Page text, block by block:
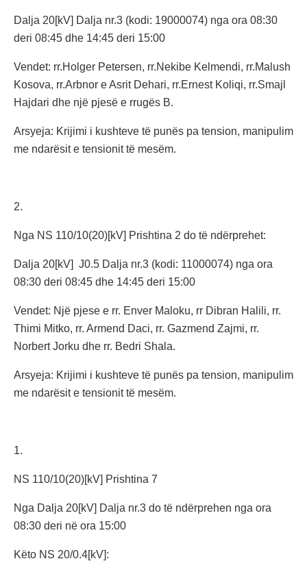
Dalja 20[kV] Dalja nr.3 (kodi: 19000074) nga ora 08:30
deri 08:45 dhe 14:45 deri 15:00
Vendet: rr.Holger Petersen, rr.Nekibe Kelmendi, rr.Malush
Kosova, rr.Arbnor e Asrit Dehari, rr.Ernest Koliqi, rr.Smajl
Hajdari dhe një pjesë e rrugës B.
Arsyeja: Krijimi i kushteve të punës pa tension, manipulim
me ndarësit e tensionit të mesëm.
2.
Nga NS 110/10(20)[kV] Prishtina 2 do të ndërprehet:
Dalja 20[kV] J0.5 Dalja nr.3 (kodi: 11000074) nga ora
08:30 deri 08:45 dhe 14:45 deri 15:00
Vendet: Një pjese e rr. Enver Maloku, rr Dibran Halili, rr.
Thimi Mitko, rr. Armend Daci, rr. Gazmend Zajmi, rr.
Norbert Jorku dhe rr. Bedri Shala.
Arsyeja: Krijimi i kushteve të punës pa tension, manipulim
me ndarësit e tensionit të mesëm.
1.
NS 110/10(20)[kV] Prishtina 7
Nga Dalja 20[kV] Dalja nr.3 do të ndërprehen nga ora
08:30 deri në ora 15:00
Këto NS 20/0.4[kV]: